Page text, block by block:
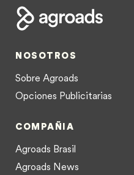
NOSOTROS
Sobre Agroads
Opciones Publicitarias
COMPAÑIA
Agroads Brasil
Agroads News